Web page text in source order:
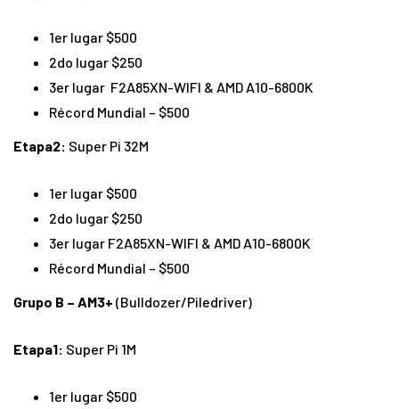
1er lugar $500
2do lugar $250
3er lugar F2A85XN-WIFI & AMD A10-6800K
Récord Mundial – $500
Etapa2: Super Pi 32M
1er lugar $500
2do lugar $250
3er lugar F2A85XN-WIFI & AMD A10-6800K
Récord Mundial – $500
Grupo B – AM3+ (Bulldozer/Piledriver)
Etapa1: Super Pi 1M
1er lugar $500